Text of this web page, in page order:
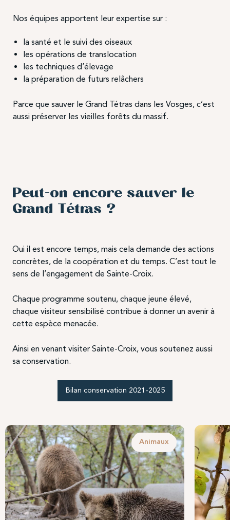
Nos équipes apportent leur expertise sur :
la santé et le suivi des oiseaux
les opérations de translocation
les techniques d’élevage
la préparation de futurs relâchers
Parce que sauver le Grand Tétras dans les Vosges, c’est
aussi préserver les vieilles forêts du massif.
Peut-on encore sauver le
Grand Tétras ?
Oui il est encore temps, mais cela demande des actions
concrètes, de la coopération et du temps. C’est tout le
sens de l’engagement de Sainte-Croix.
Chaque programme soutenu, chaque jeune élevé,
chaque visiteur sensibilisé contribue à donner un avenir à
cette espèce menacée.
Ainsi en venant visiter Sainte-Croix, vous soutenez aussi
sa conservation.
Bilan conservation 2021-2025
Animaux